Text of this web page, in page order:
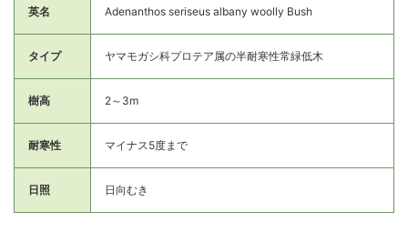
英名 Adenanthos seriseus albany woolly Bush
タイプ ヤマモガシ科プロテア属の半耐寒性常緑低木
樹高 2～3m
耐寒性 マイナス5度まで
日照 日向むき